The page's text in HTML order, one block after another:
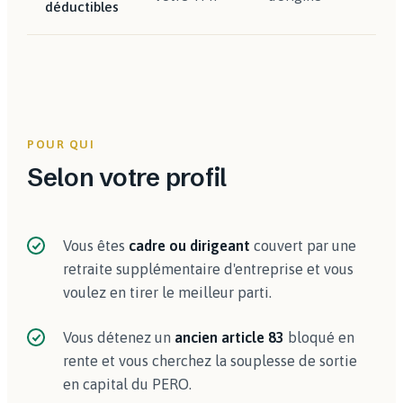
déductibles
POUR QUI
Selon votre profil
Vous êtes cadre ou dirigeant couvert par une
retraite supplémentaire d'entreprise et vous
voulez en tirer le meilleur parti.
Vous détenez un ancien article 83 bloqué en
rente et vous cherchez la souplesse de sortie
en capital du PERO.